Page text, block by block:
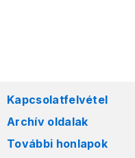
Kapcsolatfelvétel
Archív oldalak
További honlapok